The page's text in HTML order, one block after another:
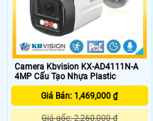
Camera Kbvision KX-AD4111N-A
4MP Cấu Tạo Nhựa Plastic
Giá Bán: 1,469,000 ₫
Giá gốc: 2,260,000 ₫